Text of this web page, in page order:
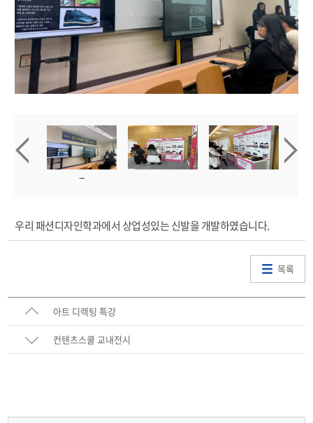
우리 패션디자인학과에서 상업성있는 신발을 개발하였습니다.
목록
아트 디렉팅 특강
컨텐츠스쿨 교내전시